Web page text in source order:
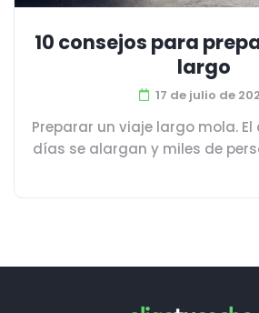
10 consejos para
largo
17 de julio de
Preparar un viaje largo mola.
días se alargan y miles de